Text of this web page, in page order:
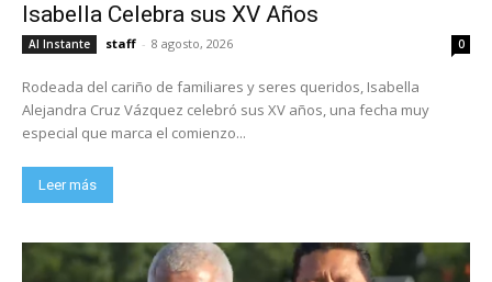
Isabella Celebra sus XV Años
Al Instante staff - 8 agosto, 2026 0
Rodeada del cariño de familiares y seres queridos, Isabella
Alejandra Cruz Vázquez celebró sus XV años, una fecha muy
especial que marca el comienzo...
Leer más